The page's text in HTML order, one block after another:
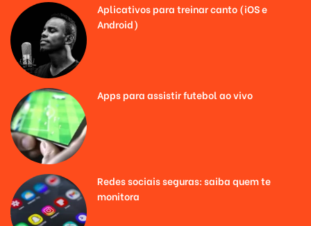
Aplicativos para treinar canto (iOS e
Android)
Apps para assistir futebol ao vivo
Redes sociais seguras: saiba quem te
monitora